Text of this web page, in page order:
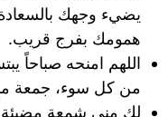
يضيء وجهك
همومك بفرج قريب.
اللهم امنحه صباحاً
من كل سوء، جمعة
لك مني شمعة مضيئة